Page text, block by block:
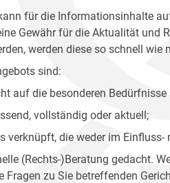
für die Informationsinhalte
Gewähr für die Aktualität
werden diese so schnell wie
sind:
auf die besonderen
vollständig oder aktuell;
verknüpft, die weder im
(Rechts-)Beratung gedacht.
Fragen zu Sie betreffenden